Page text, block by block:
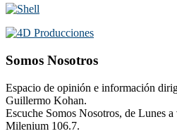
Somos Nosotros
Espacio de opinión e información
Guillermo Kohan.
Escuche Somos Nosotros, de Lunes
Milenium 106.7.